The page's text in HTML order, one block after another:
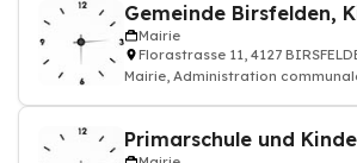
Gemeinde Birsfelden,
Mairie
Florastrasse 11, 4127
Mairie, Administration
Primarschule und